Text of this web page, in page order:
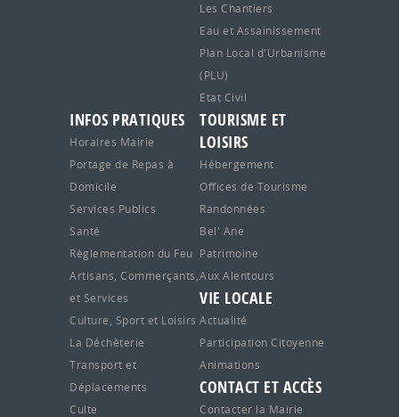
Les Chantiers
Eau et Assainissement
Plan Local d'Urbanisme
(PLU)
Etat Civil
INFOS PRATIQUES
Horaires Mairie
Portage de Repas à
Domicile
Services Publics
Santé
Règlementation du Feu
Artisans, Commerçants,
et Services
Culture, Sport et Loisirs
La Déchèterie
Transport et
Déplacements
Culte
TOURISME ET
LOISIRS
Hébergement
Offices de Tourisme
Randonnées
Bel' Ane
Patrimoine
Aux Alentours
VIE LOCALE
Actualité
Participation Citoyenne
Animations
CONTACT ET ACCÈS
Contacter la Mairie